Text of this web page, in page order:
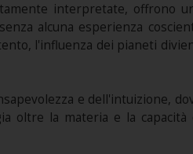
interpretate, offrono
alcuna esperienza
l'influenza dei pianeti
e dell'intuizione,
oltre la materia e la capacità